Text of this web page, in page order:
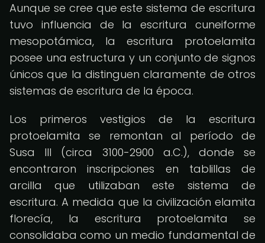
Aunque se cree que este sistema de escritura
tuvo influencia de la escritura cuneiforme
mesopotámica, la escritura protoelamita
posee una estructura y un conjunto de signos
únicos que la distinguen claramente de otros
sistemas de escritura de la época.
Los primeros vestigios de la escritura
protoelamita se remontan al período de
Susa III (circa 3100-2900 a.C.), donde se
encontraron inscripciones en tablillas de
arcilla que utilizaban este sistema de
escritura. A medida que la civilización elamita
florecía, la escritura protoelamita se
consolidaba como un medio fundamental de